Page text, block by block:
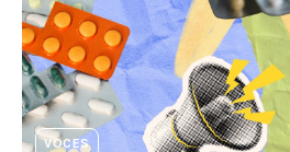
VOCES